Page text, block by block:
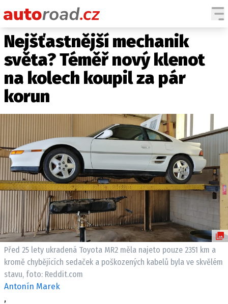
AUTA
TESTY AUT
NOVINKY
HISTORIE
ZAJÍMAVOSTI
TECHNIKA
EKONOMIKA
ČESKÝ TRH
TUNING
PROFI
ELEKTRO
NOVINKY ZE SVĚTA EV
TESTY ELEKTROMOBILŮ
Nejšťastnější mechanik
světa? Téměř nový klenot
na kolech koupil za pár
korun
Před 25 lety ukradená Toyota MR2 měla najeto pouze 2351 km a
kromě chybějících sedaček a poškozených kabelů byla ve skvělém
stavu, foto: Reddit.com
Antonín Marek
,